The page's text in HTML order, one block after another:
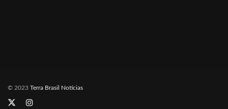
© 2023 Terra Brasil Notícias